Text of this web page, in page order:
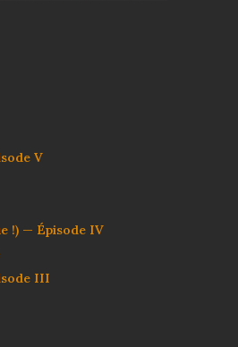
V
!) — Épisode IV
III